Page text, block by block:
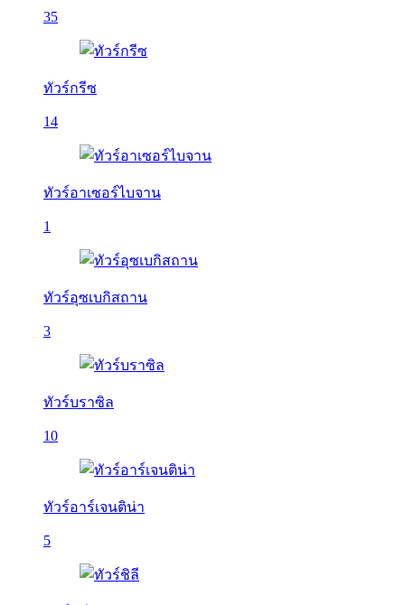
35
ทัวร์กรีซ
14
ทัวร์อาเซอร์ไบจาน
1
ทัวร์อุซเบกิสถาน
3
ทัวร์บราซิล
10
ทัวร์อาร์เจนติน่า
5